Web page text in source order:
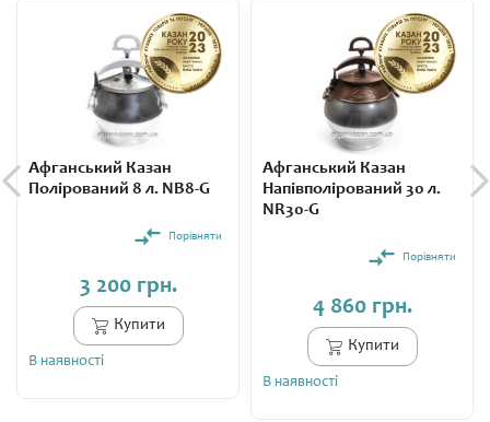
Афганський Казан
Полірований 8 л. NB8-G
Порівняти
3 200 грн.
Купити
В наявності
Афганський Казан
Напівполірований 30 л.
NR30-G
Порівняти
4 860 грн.
Купити
В наявності